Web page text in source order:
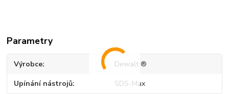
Parametry
Výrobce Dewalt ®
Upínání nástrojů SDS-Max